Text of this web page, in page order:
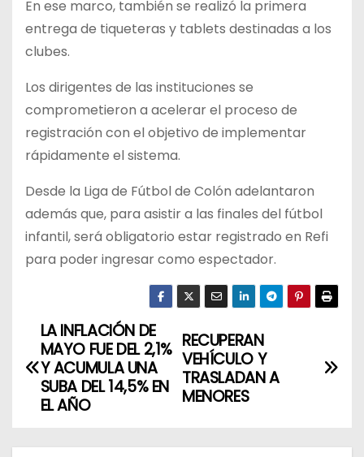
En ese marco, también se realizó la primera
entrega de tiqueteras y tablets destinadas a los
clubes.
Los dirigentes de las instituciones se
comprometieron a acelerar el proceso de
registración con el objetivo de implementar
rápidamente el sistema.
Desde la Liga de Fútbol de Colón adelantaron
además que, para asistir a las finales del fútbol
infantil, será obligatorio estar registrado en Refi
para poder ingresar como espectador.
N
a
e
RECUPERAN
VEHÍCULO Y
TRASLADAN A
MENORES
LA INFLACIÓN DE
MAYO FUE DEL 2,1%
Y ACUMULA UNA
SUBA DEL 14,5% EN
EL AÑO